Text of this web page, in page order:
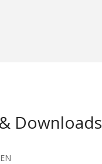
Downloads